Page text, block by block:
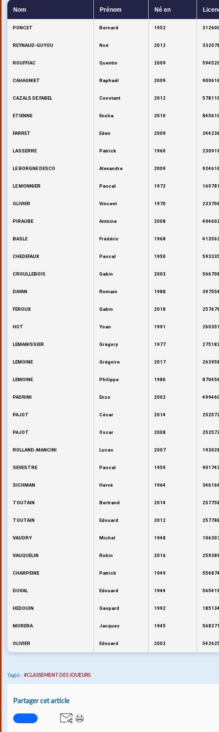
Nom Prénom Né en
PONCET Bernard 1952
REYNAUD-GUYOU Noé 2012
ROUFFIAC Quentin 2009
CAHAGNIET Raphaël 2009
CAZALS DE FABEL Constant 2012
ETIENNE Enoha 2010
FARRET Eden 2009
LASSERRE Patrick 1960
LE BORGNE DESCO Alexandre 2009
LE MONNIER Pascal 1972
OLIVIER Vincent 1970
PIRAUBE Antoine 2008
BASLE Frédéric 1968
CHEDEFAUX Pascal 1950
CROULLEBOIS Gabin 2003
DAYAN Romain 1988
FEROUX Gabin 2018
HOT Yoan 1991
LEMANISSIER Grégory 1977
LEMOINE Grégoire 2017
LEMOINE Philippe 1986
PADRINI Enzo 2002
PAJOT César 2014
PAJOT Oscar 2008
ROLLAND-MANCINI Lucas 2007
SEVESTRE Pascal 1959
SICHMAN Hervé 1964
TOUTAIN Bertrand 2014
TOUTAIN Edouard 2012
VAUDRY Michel 1948
VAUQUELIN Robin 2016
CHARPEINE Patrick 1949
DUVAL Edouard 1944
HEDOUIN Gaspard 1992
MORERA Jacques 1945
OLIVIER Edouard 2002
Tag(s) : #CLASSEMENT DES JOUEURS
Partager cet article